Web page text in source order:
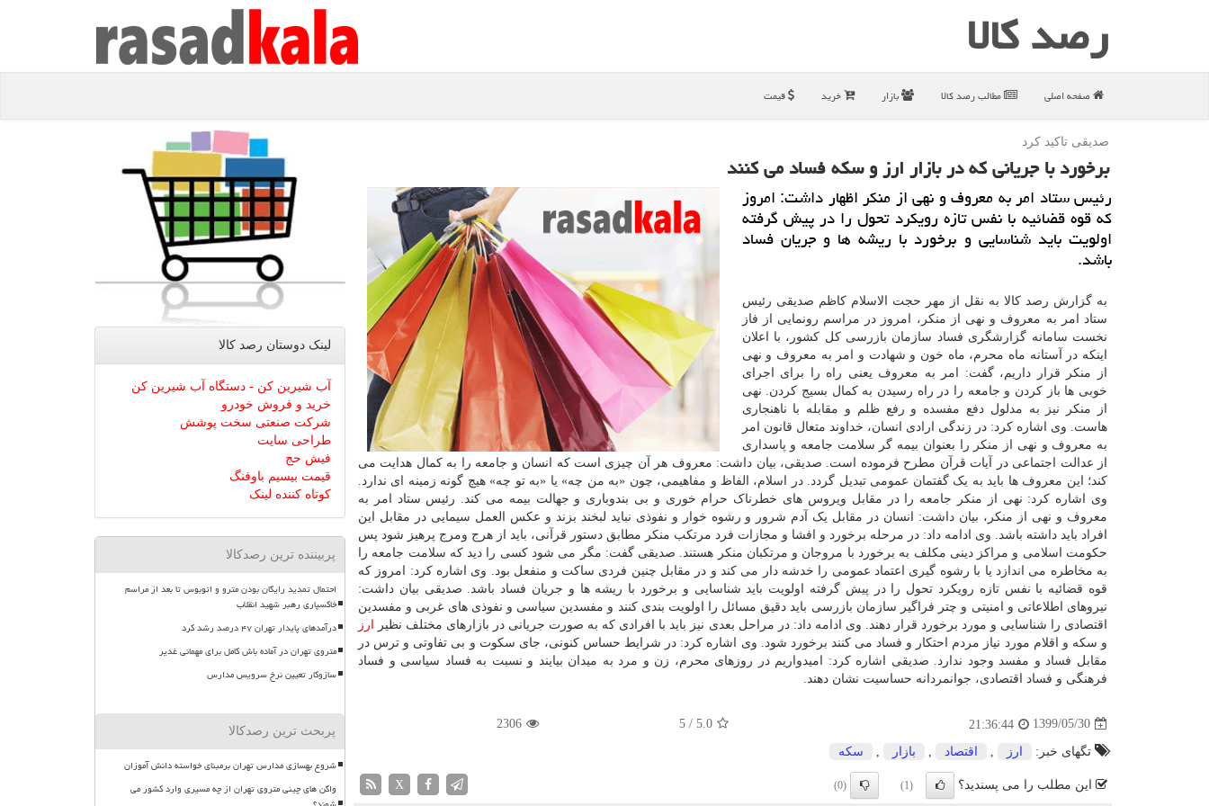
رصد كالا
صفحه اصلی مطالب رصد كالا بازار خرید قیمت
صدیقی تاكید كرد
برخورد با جریانی كه در بازار ارز و سكه فساد می كنند
رئیس ستاد امر به معروف و نهی از منكر اظهار داشت: امروز
كه قوه قضائیه با نفس تازه رویكرد تحول را در پیش گرفته
اولویت باید شناسایی و برخورد با ریشه ها و جریان فساد
باشد.
به گزارش رصد کالا به نقل از مهر حجت الاسلام کاظم صدیقی رئیس
ستاد امر به معروف و نهی از منکر، امروز در مراسم رونمایی از فاز
نخست سامانه گزارشگری فساد سازمان بازرسی کل کشور، با اعلان
اینکه در آستانه ماه محرم، ماه خون و شهادت و امر به معروف و نهی
از منکر قرار داریم، گفت: امر به معروف یعنی راه را برای اجرای
خوبی ها باز کردن و جامعه را در راه رسیدن به کمال بسیج کردن. نهی
از منکر نیز به مدلول دفع مفسده و رفع ظلم و مقابله با ناهنجاری
هاست. وی اشاره کرد: در زندگی ارادی انسان، خداوند متعال قانون امر
به معروف و نهی از منکر را بعنوان بیمه گر سلامت جامعه و پاسداری
از عدالت اجتماعی در آیات قرآن مطرح فرموده است. صدیقی، بیان داشت: معروف هر آن چیزی است که انسان و جامعه را به کمال هدایت می
کند؛ این معروف ها باید به یک گفتمان عمومی تبدیل گردد. در اسلام، الفاظ و مفاهیمی، چون «به من چه» یا «به تو چه» هیچ گونه زمینه ای ندارد.
وی اشاره کرد: نهی از منکر جامعه را در مقابل ویروس های خطرناک حرام خوری و بی بندوباری و جهالت بیمه می کند. رئیس ستاد امر به
معروف و نهی از منکر، بیان داشت: انسان در مقابل یک آدم شرور و رشوه خوار و نفوذی نباید لبخند بزند و عکس العمل سیمایی در مقابل این
افراد باید داشته باشد. وی ادامه داد: در مرحله برخورد و افشا و مجازات فرد مرتکب منکر مطابق دستور قرآنی، باید از هرج ومرج پرهیز شود پس
حکومت اسلامی و مراکز دینی مکلف به برخورد با مروجان و مرتکبان منکر هستند. صدیقی گفت: مگر می شود کسی را دید که سلامت جامعه را
به مخاطره می اندازد یا با رشوه گیری اعتماد عمومی را خدشه دار می کند و در مقابل چنین فردی ساکت و منفعل بود. وی اشاره کرد: امروز که
قوه قضائیه با نفس تازه رویکرد تحول را در پیش گرفته اولویت باید شناسایی و برخورد با ریشه ها و جریان فساد باشد. صدیقی بیان داشت:
نیروهای اطلاعاتی و امنیتی و چتر فراگیر سازمان بازرسی باید دقیق مسائل را اولویت بندی کنند و مفسدین سیاسی و نفوذی های غربی و مفسدین
اقتصادی را شناسایی و مورد برخورد قرار دهند. وی ادامه داد: در مراحل بعدی نیز باید با افرادی که به صورت جریانی در بازارهای مختلف نظیر
ارز
و سکه و اقلام مورد نیاز مردم احتکار و فساد می کنند برخورد شود. وی اشاره کرد: در شرایط حساس کنونی، جای سکوت و بی تفاوتی و ترس در
مقابل فساد و مفسد وجود ندارد. صدیقی اشاره کرد: امیدواریم در روزهای محرم، زن و مرد به میدان بیایند و نسبت به فساد سیاسی و فساد
فرهنگی و فساد اقتصادی، جوانمردانه حساسیت نشان دهند.
1399/05/30
21:36:44
5.0
/
5
2306
تگهای خبر: ارز اقتصاد بازار سكه
این مطلب را می پسندید؟ (1)
(0)
X
لینک دوستان رصد كالا
آب شیرین کن - دستگاه آب شیرین کن
خرید و فروش خودرو
شرکت صنعتی سخت پوشش
طراحی سایت
فیش حج
قیمت بیسیم باوفنگ
کوتاه کننده لینک
پربیننده ترین رصدکالا
احتمال تمدید رایگان بودن مترو و اتوبوس تا بعد از مراسم
خاکسپاری رهبر شهید انقلاب
درآمدهای پایدار تهران ۴۷ درصد رشد کرد
متروی تهران در آماده باش کامل برای مهمانی غدیر
سازوکار تعیین نرخ سرویس مدارس
پربحث ترین رصدکالا
شروع بهسازی مدارس تهران برمبنای خواسته دانش آموزان
واگن های چینی متروی تهران از چه مسیری وارد کشور می